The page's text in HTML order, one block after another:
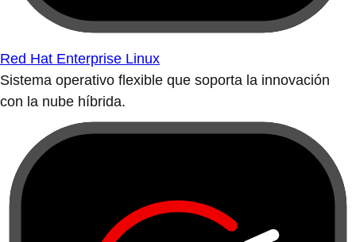
Red Hat Enterprise Linux
Sistema operativo flexible que soporta la innovación
con la nube híbrida.